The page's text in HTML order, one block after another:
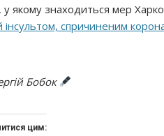
у якому знаходиться мер
інсультом, спричиненим
Бобок
цим: